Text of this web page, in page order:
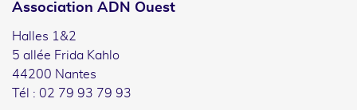
Association ADN Ouest
Halles 1&2
5 allée Frida Kahlo
44200 Nantes
Tél : 02 79 93 79 93